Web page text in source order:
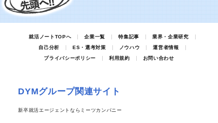
就活ノートTOPへ 企業一覧 特集記事
業界・企業研究
自己分析
ES・選考対策 ノウハウ
運営者情報
プライバシーポリシー
利用規約 お問い合わせ
DYMグループ関連サイト
新卒就活エージェントならミーツカンパニー